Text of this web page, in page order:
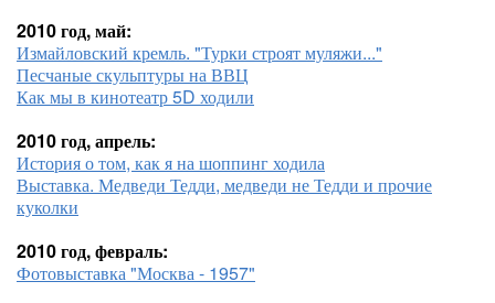
2010 год, май:
Измайловский кремль. "Турки строят муляжи..."
Песчаные скульптуры на ВВЦ
Как мы в кинотеатр 5D ходили
2010 год, апрель:
История о том, как я на шоппинг ходила
Выставка. Медведи Тедди, медведи не Тедди и прочие
куколки
2010 год, февраль:
Фотовыставка "Москва - 1957"